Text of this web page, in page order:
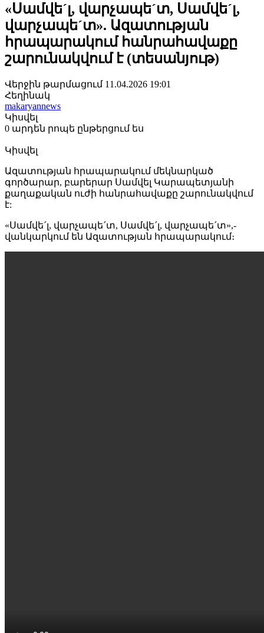
«Սամվե´լ, վարչապե´տ, Սամվե´լ,
վարչապե´տ». Ազատության
հրապարակում հանրահավաքը
շարունակվում է (տեսանյութ)
Վերջին թարմացում 11.04.2026 19:01
Հեղինակ
makaryannews
Կիսվել
0 արդեն րոպե ընթերցում ես
Կիսվել
Ազատության հրապարակում մեկնարկած
գործարար, բարերար Սամվել Կարապետյանի
քաղաքական ուժի հանրահավաքը շարունակվում
է:
«Սամվե´լ, վարչապե´տ, Սամվե´լ, վարչապե´տ»,-
վանկարկում են Ազատության հրապարակում։